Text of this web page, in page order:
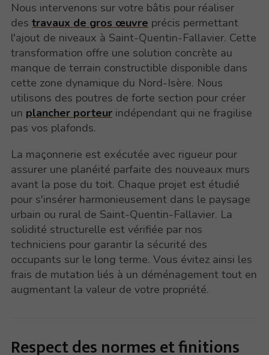
Nous intervenons sur votre bâtis pour réaliser
destravaux de gros œuvre précis permettant
l'ajout de niveaux à Saint-Quentin-Fallavier. Cette
transformation offre une solution concrète au
manque de terrain constructible disponible dans
cette zone dynamique du Nord-Isère. Nous
utilisons des poutres de forte section pour créer
un plancher porteur indépendant qui ne fragilise
pas vos plafonds.
La maçonnerie est exécutée avec rigueur pour
assurer une planéité parfaite des nouveaux murs
avant la pose du toit. Chaque projet est étudié
pour s'insérer harmonieusement dans le paysage
urbain ou rural de Saint-Quentin-Fallavier. La
solidité structurelle est vérifiée par nos
techniciens pour garantir la sécurité des
occupants sur le long terme. Vous évitez ainsi les
frais de mutation liés à un déménagement tout en
augmentant la valeur de votre propriété.
Respect des normes et finitions